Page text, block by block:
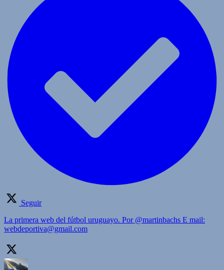
Seguir
La primera web del fútbol uruguayo. Por @martinbachs E mail:
webdeportiva@gmail.com